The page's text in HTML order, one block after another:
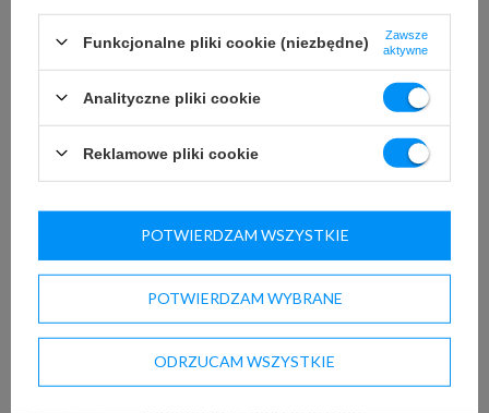
napięcie / moc znamionowa:
230 V / 50 Hz / 660 W ÷ 960 W
ekologiczny czynnik chłodniczy:
Dodatki
Funkcjonalne pliki cookie (niezbędne)
Zawsze
aktywne
Analityczne pliki cookie
Reklamowe pliki cookie
POTWIERDZAM WYBRANE
ODRZUCAM WSZYSTKIE
POTWIERDZAM WSZYSTKIE